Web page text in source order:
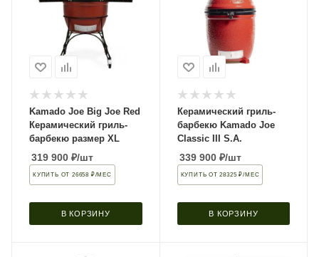
Kamado Joe Big Joe Red
Керамический гриль-
барбекю размер XL
319 900 ₽/шт
КУПИТЬ ОТ 26658 ₽/МЕС
В КОРЗИНУ
Керамический гриль-
барбекю Kamado Joe
Classic III S.A.
339 900₽/шт
КУПИТЬ ОТ 28325 ₽/МЕС
В КОРЗИНУ